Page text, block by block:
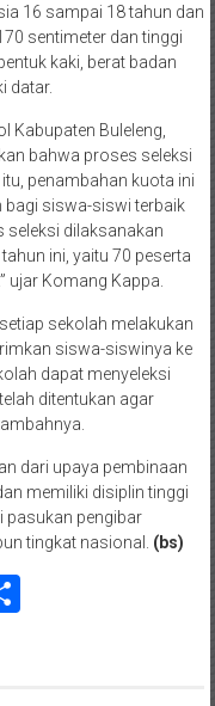
16 sampai 18 tahun dan
sentimeter dan tinggi
kaki, berat badan
datar.
Kabupaten Buleleng,
bahwa proses seleksi
penambahan kuota ini
bagi siswa-siswi terbaik
seleksi dilaksanakan
ini, yaitu 70 peserta
ujar Komang Kappa.
sekolah melakukan
siswa-siswinya ke
dapat menyeleksi
ditentukan agar
dari upaya pembinaan
memiliki disiplin tinggi
pasukan pengibar
tingkat nasional. (bs)
Share